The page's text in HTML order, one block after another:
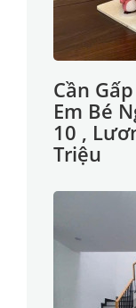
Cần
Em Bé
10 ,
Triệu